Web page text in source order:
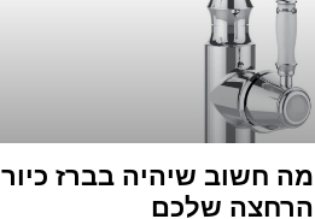
מה חשוב שיהיה בברז כיור
הרחצה שלכם